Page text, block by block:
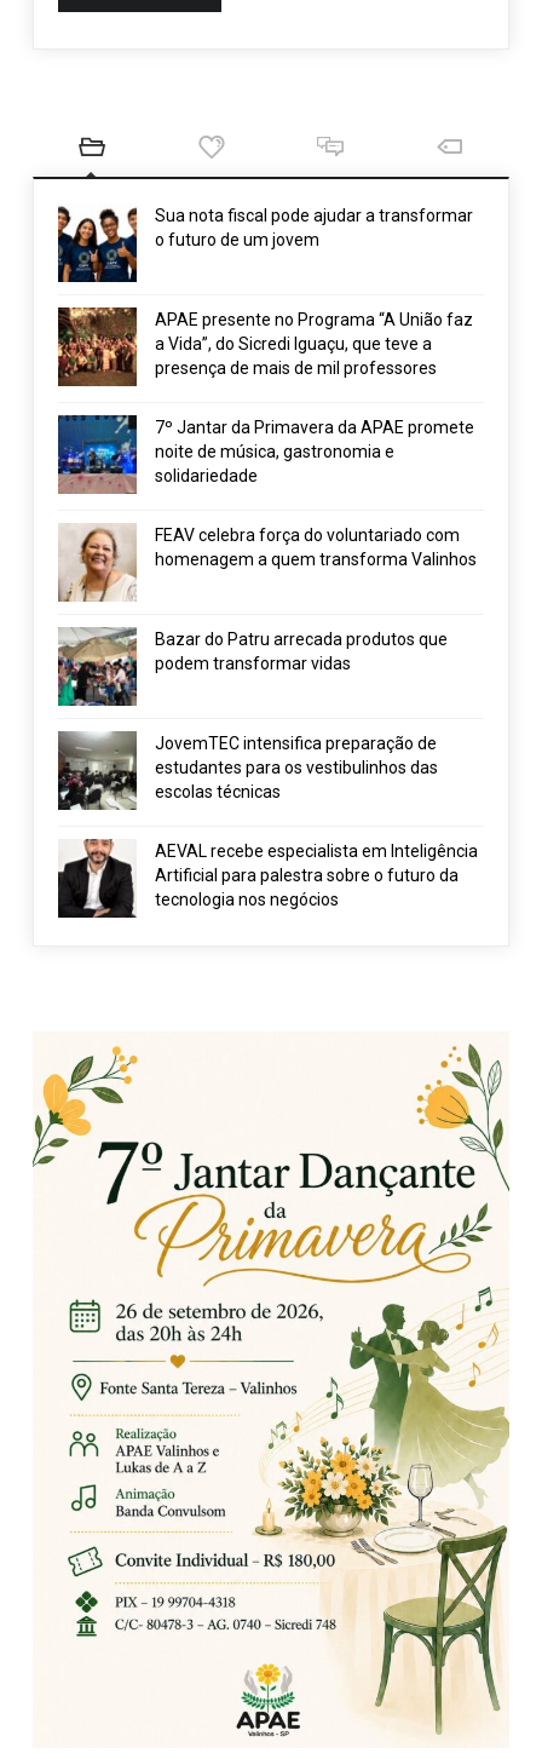
Sua nota fiscal pode ajudar a transformar
o futuro de um jovem
APAE presente no Programa “A União faz
a Vida”, do Sicredi Iguaçu, que teve a
presença de mais de mil professores
7º Jantar da Primavera da APAE promete
noite de música, gastronomia e
solidariedade
FEAV celebra força do voluntariado com
homenagem a quem transforma Valinhos
Bazar do Patru arrecada produtos que
podem transformar vidas
JovemTEC intensifica preparação de
estudantes para os vestibulinhos das
escolas técnicas
AEVAL recebe especialista em Inteligência
Artificial para palestra sobre o futuro da
tecnologia nos negócios